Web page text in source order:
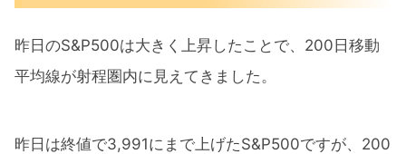
昨日のS&P500は大きく上昇したことで、200日移動
平均線が射程圏内に見えてきました。
昨日は終値で3,991にまで上げたS&P500ですが、200